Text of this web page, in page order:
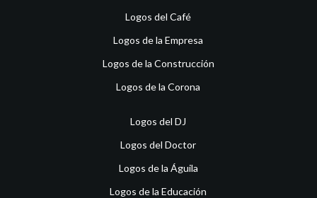
Logos del Café
Logos de la Empresa
Logos de la Construcción
Logos de la Corona
Logos del DJ
Logos del Doctor
Logos de la Águila
Logos de la Educación